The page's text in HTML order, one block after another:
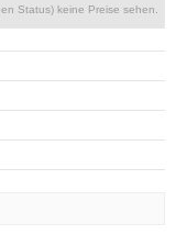
Status) keine Preise sehen.